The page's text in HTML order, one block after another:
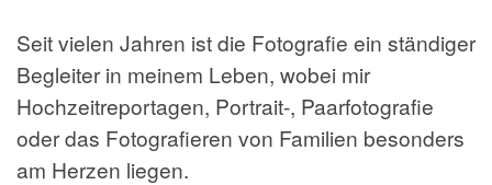
Seit vielen Jahren ist die Fotografie ein ständiger
Begleiter in meinem Leben, wobei mir
Hochzeitreportagen, Portrait-, Paarfotografie
oder das Fotografieren von Familien besonders
am Herzen liegen.